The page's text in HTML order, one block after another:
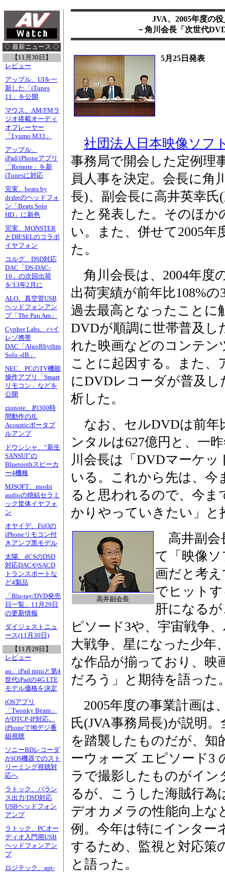
◇ 最新ニュース ◇
【11月30日】
レビュー
アップル、UIを一
新した「iTunes
11」を公開
マウス、AM/FMラ
ジオ搭載オーディ
オプレーヤー
「Lyumo M33」
アップル、
iPad/iPhoneアプリ
「Remote」を新
iTunesに対応
完実、beats by
dr.dreのヘッドフォ
ン「Beats Solo
HD」に新色
完実、MONSTER
とDIESELのコラボ
イヤフォン
コルグ、DSD対応
DAC「DS-DAC-
10」の次回出荷
を'13年2月に
ALO、真空管USB
ヘッドフォンアン
プ「The Pan Am」
Cypher Labs、ハイ
レゾ携帯
DAC「AlgoRhythm
Solo -dB」
NEC、PCのTV機能
操作アプリ「Smart
リモコン」などを
公開
zionote、約300時
間動作のJL
Acousticポータブ
ルアンプ
ドウシシャ、“新生
SANSUI”の
Bluetoothスピーカ
ー4機種
MJSOFT、moshi
audioの焼結セラミ
ック筐体イヤフォ
ン
オヤイデ、FiiOの
iPhoneリモコン付
きアンプ黒モデル
太陽、dCSのDSD
対応DACやSACD
トランスポートな
ど4製品
「Blu-ray/DVD発売
日一覧」11月29日
の更新情報
ダイジェストニュ
ース(11月30日)
【11月29日】
レビュー
au、iPad miniと第4
世代iPadの4G LTE
モデル価格を決定
iOSアプリ
「Twonky Beam」
がDTCP-IP対応。
iPhoneで地デジ番
組視聴
ソニーBDレコーダ
がiOS機器でのスト
リーミング視聴対
応へ
ラトック、バラン
ス出力/DSD対応
USBヘッドフォン
アンプ
ラトック、PCオー
ディオ入門用USB
ヘッドフォンアン
プ
ロジテック、apt-
JVA、2005年度の
－角川会長「次世代
5月25日発表
社団法人日本映像ソフ
事務局で開会した定例理
員人事を決定。会長に角
長)、副会長に高井英幸
たと発表した。そのほか
い。また、併せて2005
た。
角川会長は、2004年度
出荷実績が前年比108%の
過去最高となったことに
DVDが順調に世帯普及し
れた映画などのコンテン
ことに起因する。また
にDVDレコーダが普及
析した。
なお、セルDVDは前年
ンタルは627億円と、一
川会長は「DVDマーケ
いる。これから先は、今
ると思われるので、今ま
かりやっていきたい」と
高井副会長
高井副会
て「映像
画だと考
でヒット
肝になる
ピソード3や、宇宙戦争
大戦争、星になった少年
な作品が揃っており、映
だろう」と期待を語った
2005年度の事業計画は
氏(JVA事務局長)が説明
を踏襲したものだが、知
ーウォーズ エピソード3
ラで撮影したものがイ
るが、こうした海賊行
デオカメラの性能向上な
例。今年は特にインター
するため、監視と対応策
と語った。